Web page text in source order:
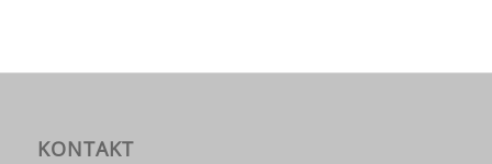
KONTAKT